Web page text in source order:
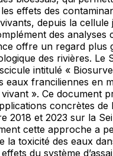
effets des
depuis la cellule
des analyses
offre un regard plus
des rivières. Le
intitulé «
eaux franciliennes en
». Ce document
concrètes de
2018 et 2023 sur la
cette approche a
la toxicité des eaux
effets du système